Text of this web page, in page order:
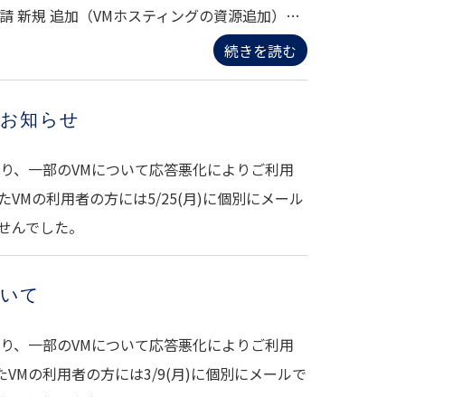
新規 追加（VMホスティングの資源追加）…
続きを読む
知らせ
、一部のVMについて応答悪化によりご利用
VMの利用者の方には5/25(月)に個別にメール
でした。
て
、一部のVMについて応答悪化によりご利用
の利用者の方には3/9(月)に個別にメールで